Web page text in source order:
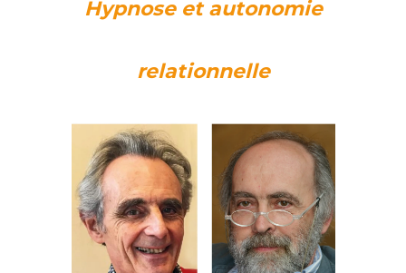
Hypnose et autonomie
relationnelle